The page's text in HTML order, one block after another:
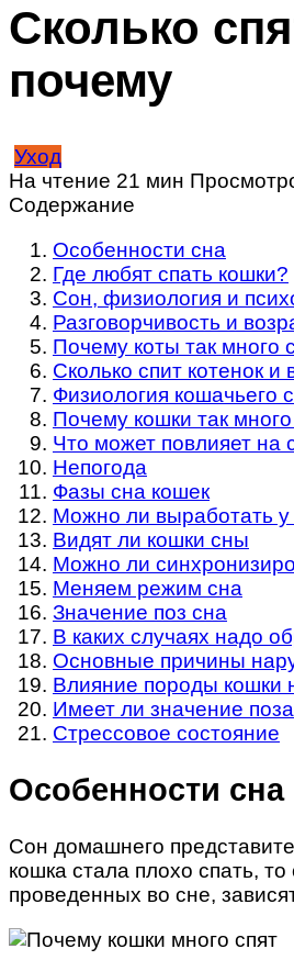
Сколько
почему
Уход
На чтение 21 мин
Содержание
Особенности сна
Где любят спать кошки?
Сон, физиология и
Разговорчивость и
Почему коты так много
Сколько спит котенок и
Физиология кошачьего
Почему кошки так
Что может повлияет на
Непогода
Фазы сна кошек
Можно ли выработать
Видят ли кошки сны
Можно ли
Меняем режим сна
Значение поз сна
В каких случаях надо
Основные причины
Влияние породы кошки
Имеет ли значение поза
Стрессовое состояние
Особенности сна
Сон домашнего
кошка стала плохо спать,
проведенных во сне,